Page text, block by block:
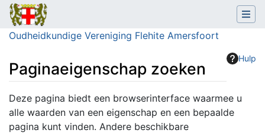
Oudheidkundige Vereniging Flehite Amersfoort
Hulp
Paginaeigenschap zoeken
Ga naar:navigatie, zoeken
Deze pagina biedt een browserinterface waarmee u
alle waarden van een eigenschap en een bepaalde
pagina kunt vinden. Andere beschikbare